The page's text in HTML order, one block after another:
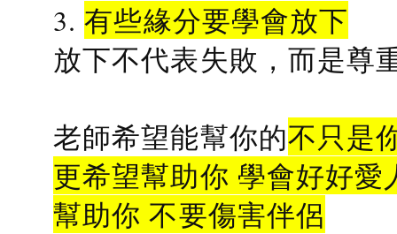
3.有些緣分要學會放下
放下不代表失敗，而是尊
老師希望能幫你的不只是
更希望幫助你 學會好好愛
幫助你 不要傷害伴侶